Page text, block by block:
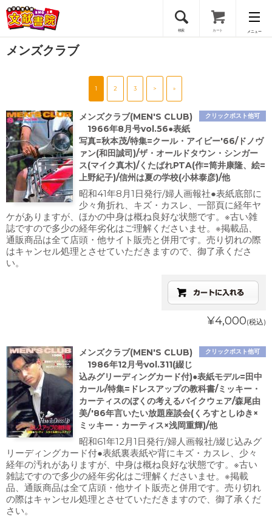
検索 カート メニュー
会員登録
メンズクラブ
1 2 3 > »
クリックポスト他可
メンズクラブ(MEN'S CLUB)
1966年8月号vol.56●表紙
写真=秋本茂/特集=クール・アイビー'66/ドノヴ
ァン(和田誠司)/ザ・オールドタウン・シンガー
ス(マイク真木)/くたばれPTA(作=筒井康隆、絵=
上野紀子)/信州は夏の学校(小林泰彦)/他
昭和41年8月1日発行/婦人画報社●表紙底部に
少々角折れ、キズ・カスレ、一部頁に経年ヤ
ケがありますが、ほかの中身は概ね良好な状態です。※古い雑
誌ですので多少の経年劣化はご理解くださいませ。※掲載品、
通販商品は全て店頭・他サイト販売と併用です。売り切れの際
はキャンセル処理とさせていただきますので、御了承くださ
い。
¥4,000(税込)
クリックポスト他可
メンズクラブ(MEN'S CLUB)
1986年12月号vol.311(綴じ
込みグリーディングカード付)●表紙モデル=田中
カール/特集=ドレスアップの教科書/ミッキー・
カーティスのぼくの考えるバイクウェア/森尾由
美/'86年言いたい放題座談会(くろすとしゆき×
ミッキー・カーティス×浅岡重輝)/他
昭和61年12月1日発行/婦人画報社/綴じ込みグ
リーディングカード付●表紙裏表紙や背にキズ・カスレ、少々
経年の汚れがありますが、中身は概ね良好な状態です。※古い
雑誌ですので多少の経年劣化はご理解くださいませ。※掲載
品、通販商品は全て店頭・他サイト販売と併用です。売り切れ
の際はキャンセル処理とさせていただきますので、御了承くだ
さい。